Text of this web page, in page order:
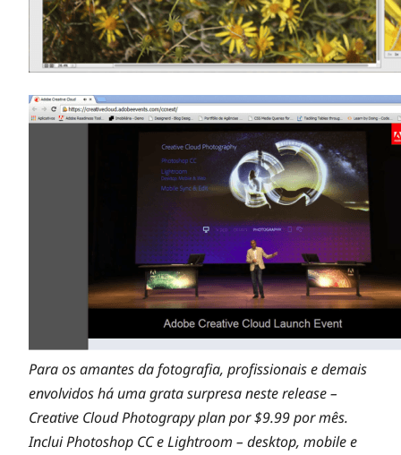
Para os amantes da fotografia, profissionais e demais
envolvidos há uma grata surpresa neste release –
Creative Cloud Photograpy plan por $9.99 por mês.
Inclui Photoshop CC e Lightroom – desktop, mobile e